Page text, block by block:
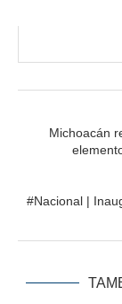
Michoacán
#Nacional |